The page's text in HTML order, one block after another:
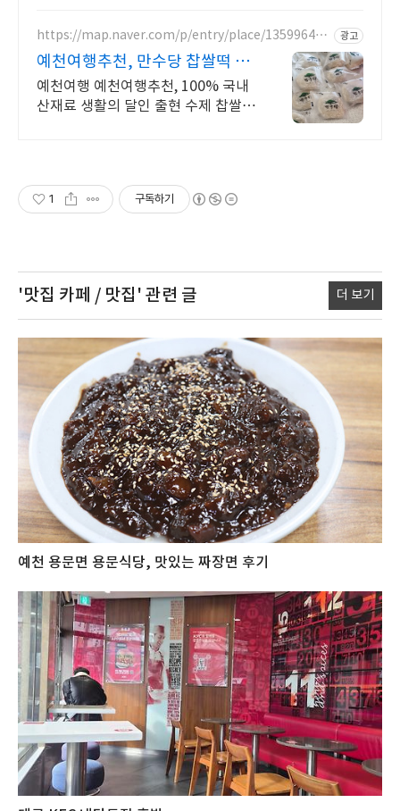
https://map.naver.com/p/entry/place/135996425
광고
예천여행추천, 만수당 찹쌀떡 생
활의달인 찹쌀떡 만수당
예천여행 예천여행추천, 100% 국내
산재료 생활의 달인 출현 수제 찹쌀떡
1 구독하기
'맛집 카페 / 맛집' 관련 글 더 보기
예천 용문면 용문식당, 맛있는 짜장면 후기